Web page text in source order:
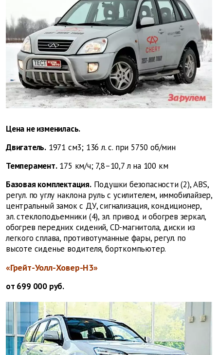
Цена не изменилась.
Двигатель. 1971 см3; 136 л. с. при 5750 об/мин
Темперамент.175 км/ч; 7,8–10,7 л на 100 км
Базовая комплектация.Подушки безопасности (2), ABS,
регул. по углу наклона руль с усилителем, иммобилайзер,
центральный замок с ДУ, сигнализация, кондиционер,
эл. стеклоподъемники (4), эл. привод и обогрев зеркал,
обогрев передних сидений, CD-магнитола, диски из
легкого сплава, противотуманные фары, регул. по
высоте сиденье водителя, борткомпьютер.
«Грейт-Уолл-Ховер-H3»
от 699 000 руб.